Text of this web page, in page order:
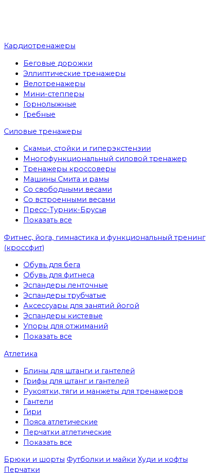
Кардиотренажеры
Беговые дорожки
Эллиптические тренажеры
Велотренажеры
Мини-степперы
Горнолыжные
Гребные
Cиловые тренажеры
Скамьи, стойки и гиперэкстензии
Многофункциональный силовой тренажер
Тренажеры кроссоверы
Машины Смита и рамы
Со свободными весами
Со встроенными весами
Пресс-Турник-Брусья
Показать все
Фитнес, йога, гимнастика и функциональный тренинг
(кроссфит)
Обувь для бега
Обувь для фитнеса
Эспандеры ленточные
Эспандеры трубчатые
Аксессуары для занятий йогой
Эспандеры кистевые
Упоры для отжиманий
Показать все
Атлетика
Блины для штанги и гантелей
Грифы для штанг и гантелей
Рукоятки, тяги и манжеты для тренажеров
Гантели
Гири
Пояса атлетические
Перчатки атлетические
Показать все
Брюки и шорты Футболки и майки Худи и кофты
Перчатки